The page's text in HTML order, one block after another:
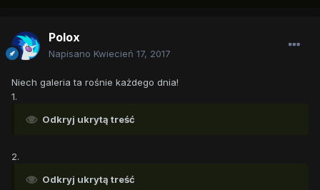
Polox
Napisano Kwiecień 17, 2017
Niech galeria ta rośnie każdego dnia!
1.
Odkryj ukrytą treść
2.
Odkryj ukrytą treść